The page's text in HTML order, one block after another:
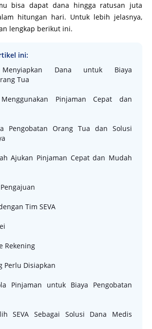
bisa dapat dana hingga ratusan juta
hitungan hari. Untuk lebih jelasnya,
lengkap berikut ini.
ini:
Menyiapkan Dana untuk Biaya
Tua
Pinjaman Cepat dan
Pengobatan Orang Tua dan Solusi
Ajukan Pinjaman Cepat dan Mudah
Tim SEVA
Rekening
Perlu Disiapkan
Pinjaman untuk Biaya Pengobatan
SEVA Sebagai Solusi Dana Medis